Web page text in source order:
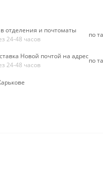
отделения и почтоматы
24-48 часов
по
Новой почтой на адрес
24-48 часов
по